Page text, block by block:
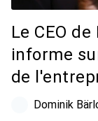
Le CEO
informe
de
Dominik